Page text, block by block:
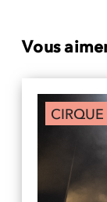
Vous
CIRQUE